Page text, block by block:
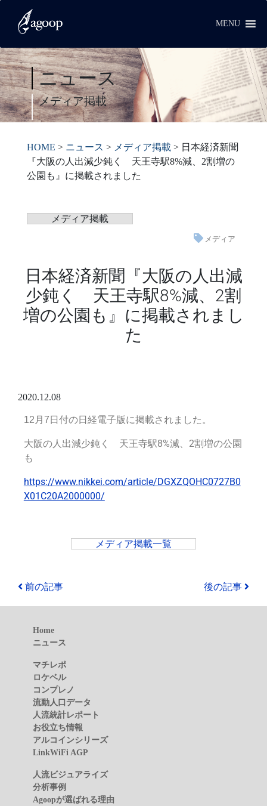
MENU
ニュース
メディア掲載
HOME > ニュース > メディア掲載> 日本経済新聞
『大阪の人出減少鈍く 天王寺駅8%減、2割増の
公園も』に掲載されました
メディア掲載
メディア
日本経済新聞『大阪の人出減
少鈍く 天王寺駅8%減、2割
増の公園も』に掲載されまし
た
2020.12.08
12月7日付の日経電子版に掲載されました。
大阪の人出減少鈍く 天王寺駅8%減、2割増の公園
も
https://www.nikkei.com/article/DGXZQOHC0727B0
X01C20A2000000/
メディア掲載一覧
前の記事 後の記事
Home
ニュース
マチレポ
ロケベル
コンプレノ
流動人口データ
人流統計レポート
お役立ち情報
アルコインシリーズ
LinkWiFi AGP
人流ビジュアライズ
分析事例
Agoopが選ばれる理由